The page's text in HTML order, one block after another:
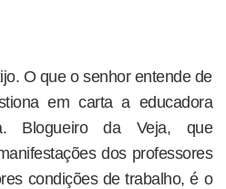
O que o senhor entende de
em carta a educadora
Blogueiro da Veja, que
dos professores
condições de trabalho, é o